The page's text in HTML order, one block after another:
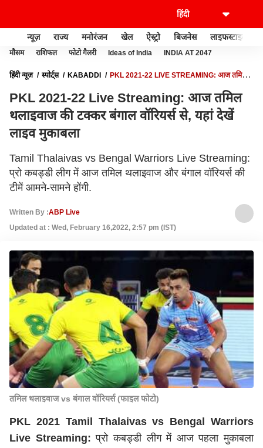
न्यूज़ राज्य मनोरंजन खेल ऐस्ट्रो बिजनेस लाइफस्टाइल
मौसम राशिफल फोटो गैलरी Ideas of India INDIA AT 2047
हिंदी न्यूज़ स्पोर्ट्स KABADDI
PKL 2021-22 LIVE STREAMING: आज तमिल
PKL 2021-22 Live Streaming: आज तमिल
थलाइवाज की टक्कर बंगाल वॉरियर्स से, यहां देखें
लाइव मुकाबला
Tamil Thalaivas vs Bengal Warriors Live Streaming:
प्रो कबड्डी लीग में आज तमिल थलाइवाज और बंगाल वॉरियर्स की
टीमें आमने-सामने होंगी.
Written By :ABP Live
Updated at : Wed, February 16,2022, 2:57 pm (IST)
तमिल थलाइवाज vs बंगाल वॉरियर्स (फाइल फोटो)
PKL 2021 Tamil Thalaivas vs Bengal Warriors
Live Streaming: प्रो कबड्डी लीग में आज पहला मुकाबला